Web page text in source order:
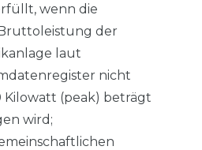
wenn die
der
laut
nicht
Kilowatt (peak) beträgt
wird;